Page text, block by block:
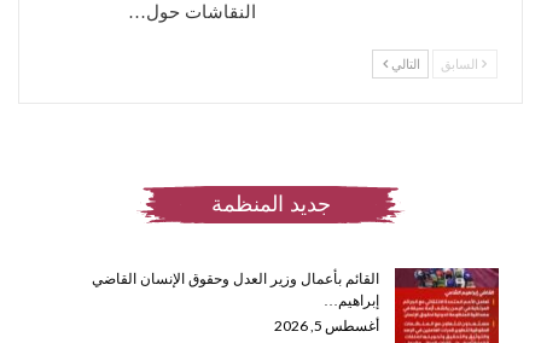
النقاشات حول…
السابق التالي
جديد المنظمة
القائم بأعمال وزير العدل وحقوق الإنسان القاضي
إبراهيم…
أغسطس 5, 2026